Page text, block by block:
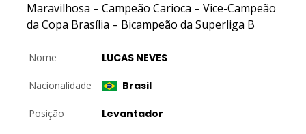
Maravilhosa – Campeão Carioca – Vice-Campeão
da Copa Brasília – Bicampeão da Superliga B
Nome LUCAS NEVES
Nacionalidade Brasil
Posição Levantador